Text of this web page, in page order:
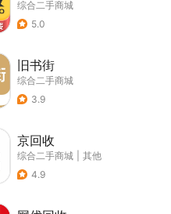
综合二手商城
5.0
旧书街
综合二手商城
3.9
京回收
综合二手商城
其他
4.9